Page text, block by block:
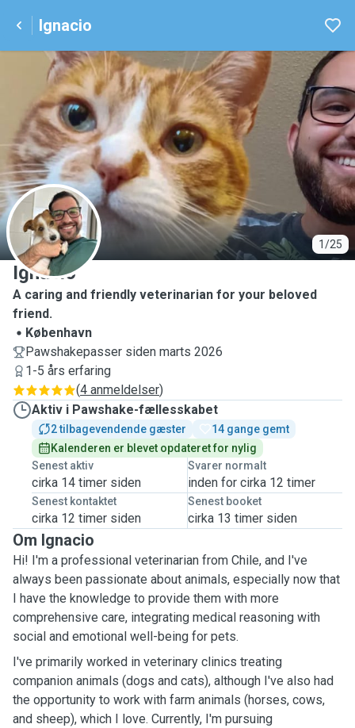
Ignacio
1/25
I
Ignacio
A caring and friendly veterinarian for your beloved
friend.
København
Pawshakepasser siden marts 2026
1-5 års erfaring
(4 anmeldelser)
Aktiv i Pawshake-fællesskabet
2 tilbagevendende gæster
14 gange gemt
Kalenderen er blevet opdateret for nylig
Senest aktiv
cirka 14 timer siden
Svarer normalt
inden for cirka 12 timer
Senest kontaktet
cirka 12 timer siden
Senest booket
cirka 13 timer siden
Om Ignacio
Hi! I'm a professional veterinarian from Chile, and I've
always been passionate about animals, especially now that
I have the knowledge to provide them with more
comprehensive care, integrating medical reasoning with
social and emotional well-being for pets.
I've primarily worked in veterinary clinics treating
companion animals (dogs and cats), although I've also had
the opportunity to work with farm animals (horses, cows,
and sheep), which I love. Currently, I'm pursuing